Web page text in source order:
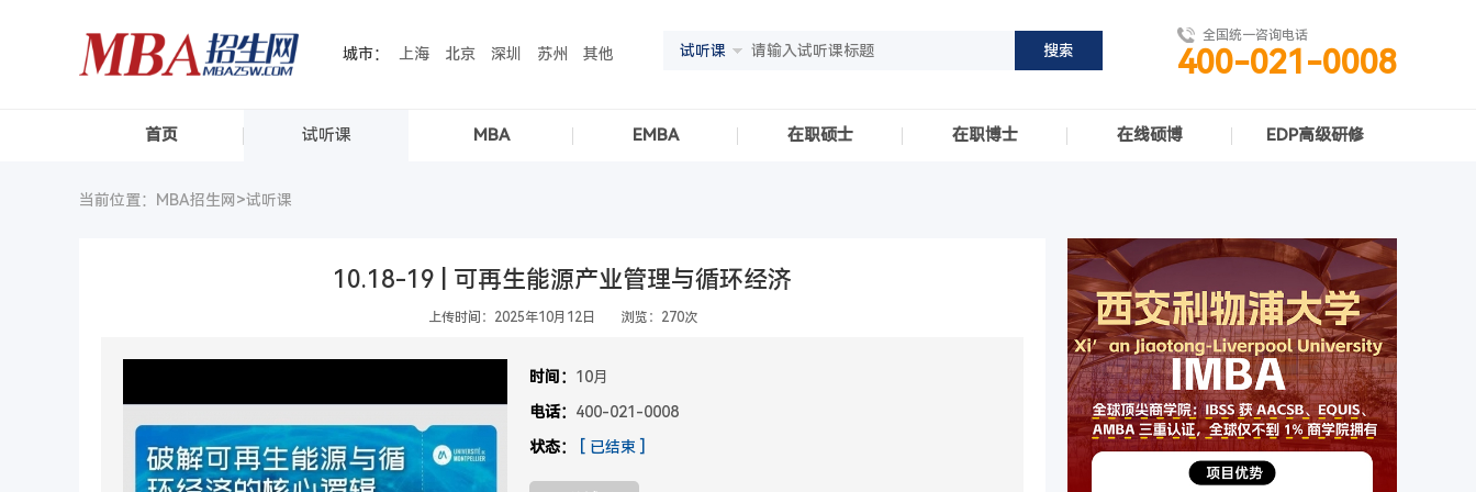
城市： 上海 北京 深圳 苏州 其他 试听课
全国统一咨询电话
400-021-0008
首页 试听课 MBA EMBA 在职硕士 在职博士 在线硕博 EDP高级研修
当前位置：MBA招生网>试听课
10.18-19 | 可再生能源产业管理与循环经济
上传时间：2025年10月12日 浏览：270次
时间： 10月
电话： 400-021-0008
状态：
[ 已结束 ]